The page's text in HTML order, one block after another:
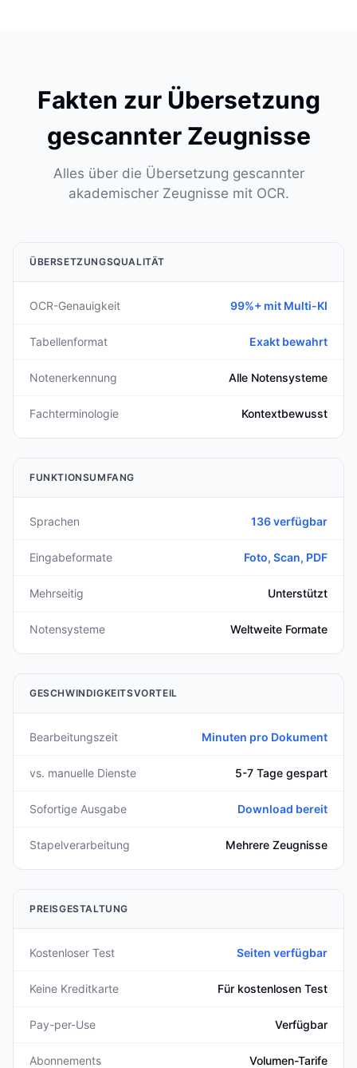
Fakten zur Übersetzung
gescannter Zeugnisse
Alles über die Übersetzung gescannter
akademischer Zeugnisse mit OCR.
ÜBERSETZUNGSQUALITÄT
OCR-Genauigkeit 99%+ mit Multi-KI
Tabellenformat Exakt bewahrt
Notenerkennung Alle Notensysteme
Fachterminologie Kontextbewusst
FUNKTIONSUMFANG
Sprachen 136 verfügbar
Eingabeformate Foto, Scan, PDF
Mehrseitig Unterstützt
Notensysteme Weltweite Formate
GESCHWINDIGKEITSVORTEIL
Bearbeitungszeit Minuten pro Dokument
vs. manuelle Dienste 5-7 Tage gespart
Sofortige Ausgabe Download bereit
Stapelverarbeitung Mehrere Zeugnisse
PREISGESTALTUNG
Kostenloser Test Seiten verfügbar
Keine Kreditkarte Für kostenlosen Test
Pay-per-Use Verfügbar
Abonnements Volumen-Tarife